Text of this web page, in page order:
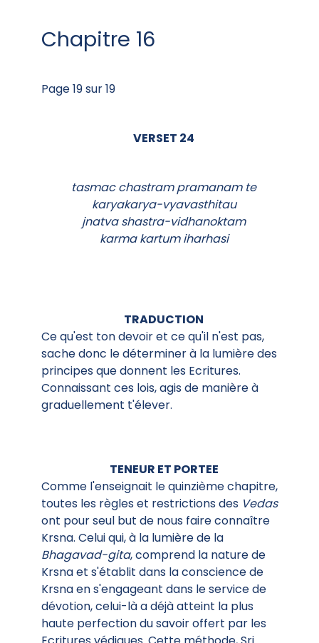
Chapitre 16
Page 19 sur 19
VERSET 24
tasmac chastram pramanam te
karyakarya-vyavasthitau
jnatva shastra-vidhanoktam
karma kartum iharhasi
TRADUCTION
Ce qu'est ton devoir et ce qu'il n'est pas,
sache donc le déterminer à la lumière des
principes que donnent les Ecritures.
Connaissant ces lois, agis de manière à
graduellement t'élever.
TENEUR ET PORTEE
Comme l'enseignait le quinzième chapitre,
toutes les règles et restrictions des Vedas
ont pour seul but de nous faire connaître
Krsna. Celui qui, à la lumière de la
Bhagavad-gita, comprend la nature de
Krsna et s'établit dans la conscience de
Krsna en s'engageant dans le service de
dévotion, celui-là a déjà atteint la plus
haute perfection du savoir offert par les